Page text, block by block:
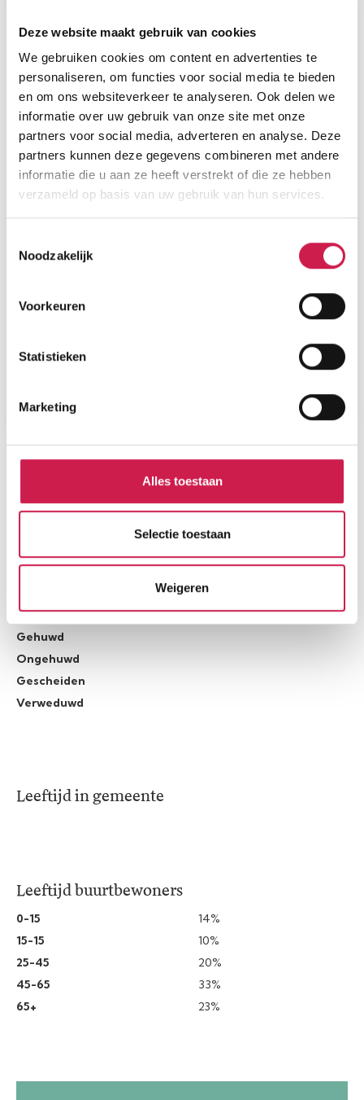
Deze website maakt gebruik van cookies
We gebruiken cookies om content en advertenties te
personaliseren, om functies voor social media te bieden
en om ons websiteverkeer te analyseren. Ook delen we
informatie over uw gebruik van onze site met onze
partners voor social media, adverteren en analyse. Deze
partners kunnen deze gegevens combineren met andere
informatie die u aan ze heeft verstrekt of die ze hebben
verzameld op basis van uw gebruik van hun services.
Noodzakelijk
Voorkeuren
Statistieken
Marketing
Alles toestaan
Selectie toestaan
Weigeren
Cijfers voor de wijk
Burgerlijke staat
Gehuwd
Ongehuwd
Gescheiden
Verweduwd
Leeftijd in gemeente
Leeftijd buurtbewoners
0-15
14%
15-15
10%
25-45
20%
45-65
33%
65+
23%